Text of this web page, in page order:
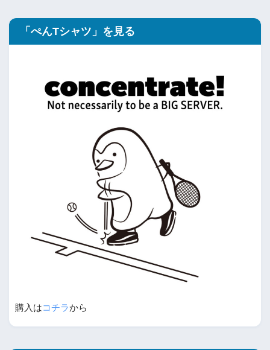
「ぺんTシャツ」を見る
購入はコチラから